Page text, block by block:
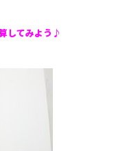
してみよう♪